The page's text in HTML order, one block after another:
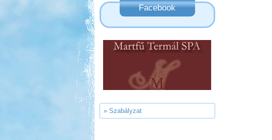
Kedvezmény: 10%
Szentkút Kemping
Facebook
» Szabályzat